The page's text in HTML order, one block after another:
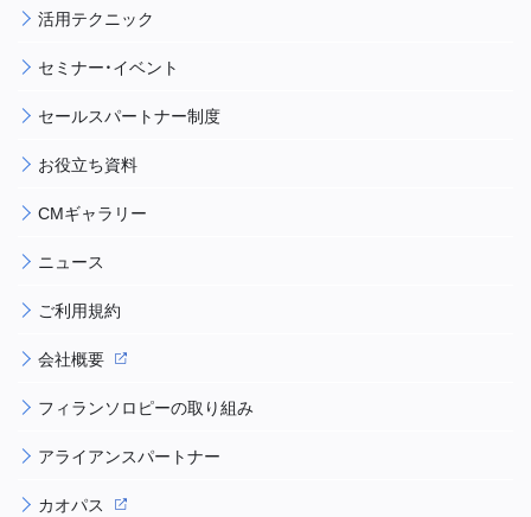
活用テクニック
セミナー・イベント
セールスパートナー制度
お役立ち資料
CMギャラリー
ニュース
ご利用規約
会社概要
フィランソロピーの取り組み
アライアンスパートナー
カオパス